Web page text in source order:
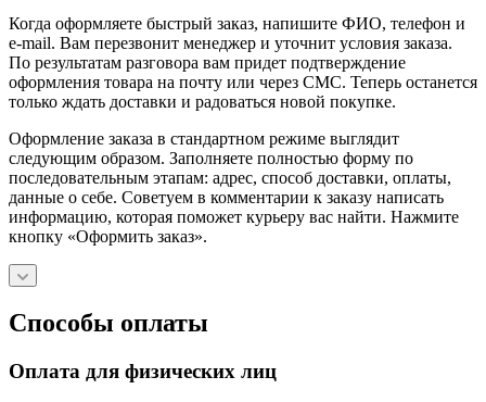
Когда оформляете быстрый заказ, напишите ФИО, телефон и
e-mail. Вам перезвонит менеджер и уточнит условия заказа.
По результатам разговора вам придет подтверждение
оформления товара на почту или через СМС. Теперь останется
только ждать доставки и радоваться новой покупке.
Оформление заказа в стандартном режиме выглядит
следующим образом. Заполняете полностью форму по
последовательным этапам: адрес, способ доставки, оплаты,
данные о себе. Советуем в комментарии к заказу написать
информацию, которая поможет курьеру вас найти. Нажмите
кнопку «Оформить заказ».
Способы оплаты
Оплата для физических лиц